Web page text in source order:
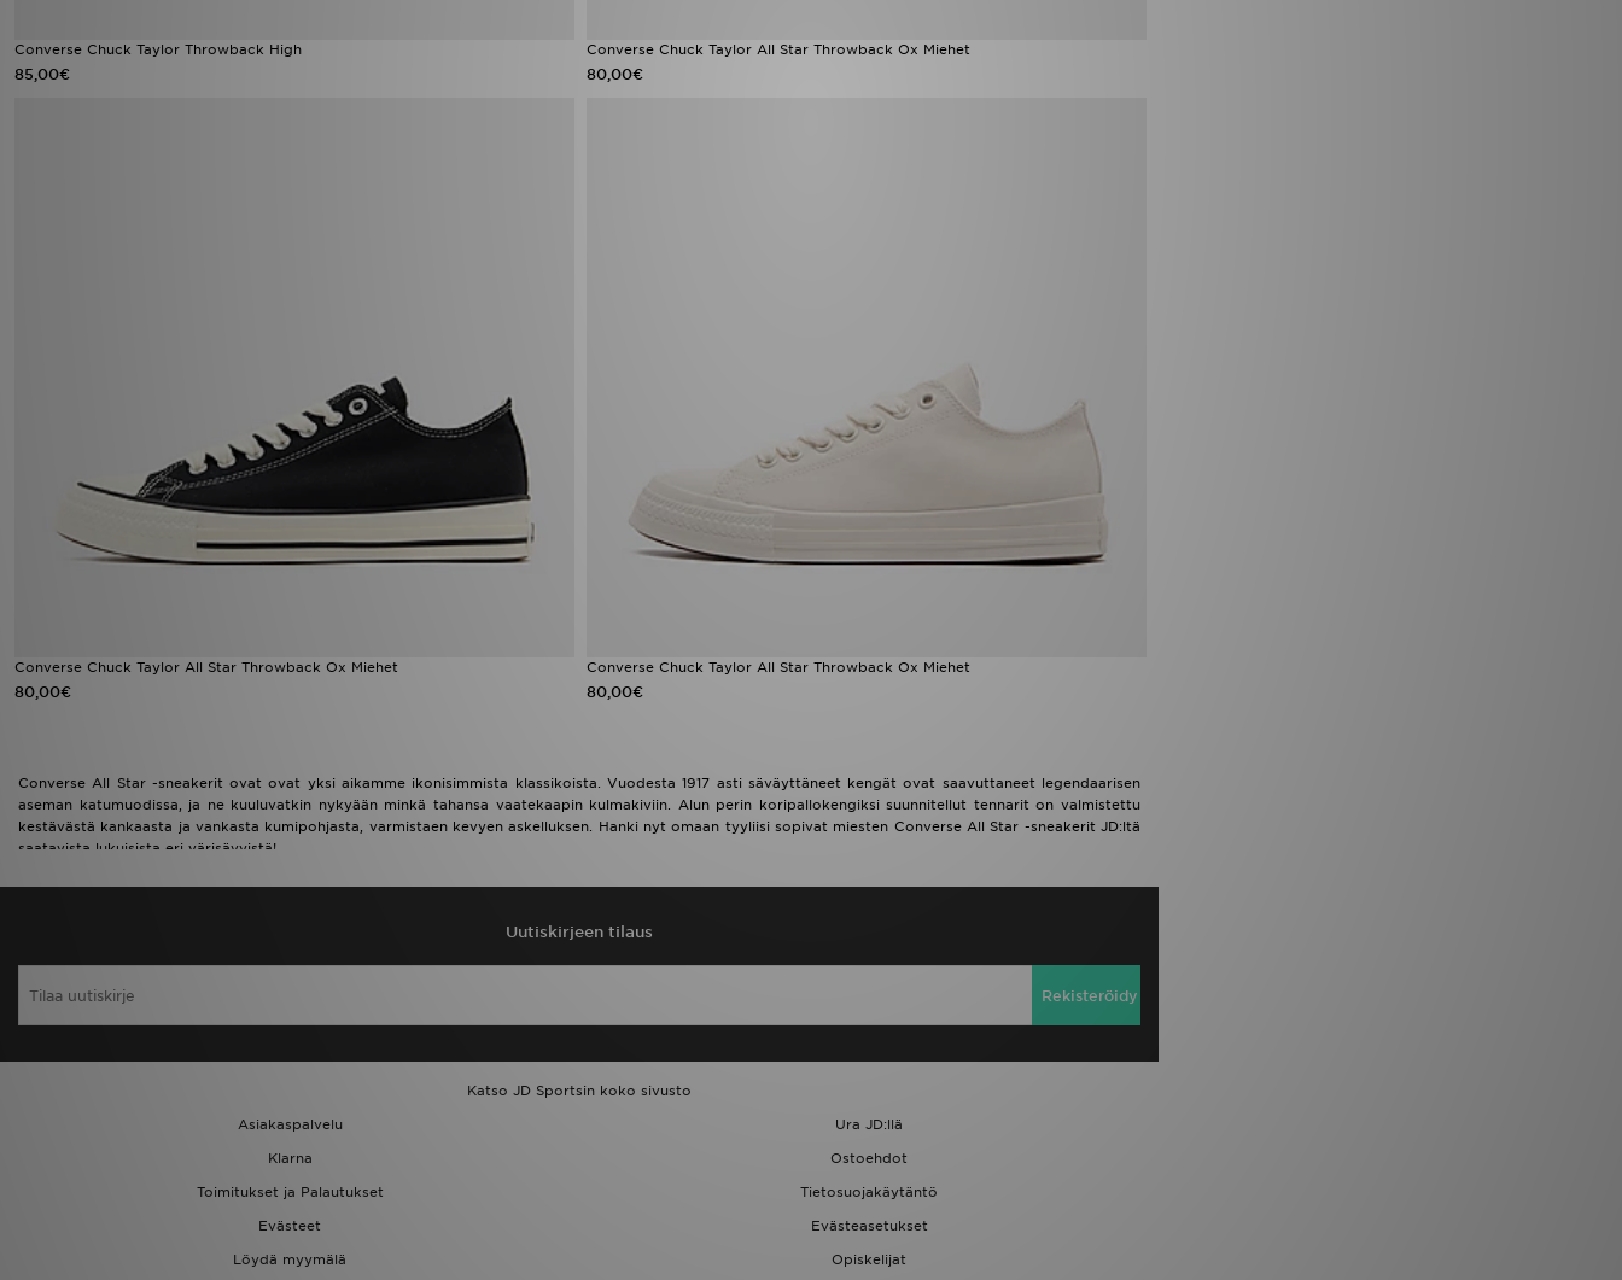
Converse Chuck Taylor Throwback High
85,00€
Converse Chuck Taylor All Star Throwback Ox Miehet
80,00€
Converse Chuck Taylor All Star Throwback Ox Miehet
80,00€
Converse Chuck Taylor All Star Throwback Ox Miehet
80,00€
Converse All Star -sneakerit ovat ovat yksi aikamme ikonisimmista klassikoista. Vuodesta 1917 asti säväyttäneet kengät ovat saavuttaneet legendaarisen
aseman katumuodissa, ja ne kuuluvatkin nykyään minkä tahansa vaatekaapin kulmakiviin. Alun perin koripallokengiksi suunnitellut tennarit on valmistettu
kestävästä kankaasta ja vankasta kumipohjasta, varmistaen kevyen askelluksen. Hanki nyt omaan tyyliisi sopivat miesten Converse All Star -sneakerit JD:ltä
saatavista lukuisista eri värisävyistä!
Uutiskirjeen tilaus
Rekisteröidy
Katso JD Sportsin koko sivusto
Asiakaspalvelu
Ura JD:llä
Klarna
Ostoehdot
Toimitukset ja Palautukset
Tietosuojakäytäntö
Evästeet
Evästeasetukset
Löydä myymälä
Opiskelijat